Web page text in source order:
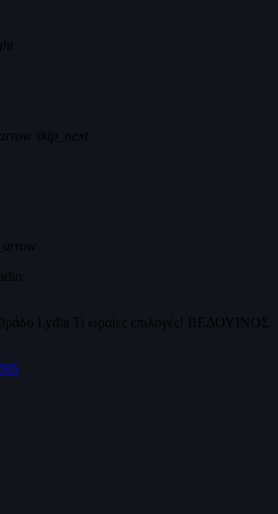
skip_next
Lydia Τι ωραίες επιλογές! ΒΕΔΟΥΙΝΟΣ